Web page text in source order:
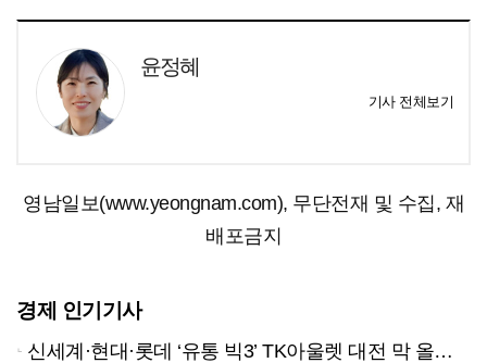
윤정혜
기사 전체보기
영남일보(www.yeongnam.com), 무단전재 및 수집, 재
배포금지
경제 인기기사
신세계·현대·롯데 ‘유통 빅3’ TK아울렛 대전 막 올랐다